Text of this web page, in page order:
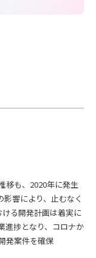
移も、2020年に発生
響により、止むなく
る開発計画は着実に
進捗となり、コロナか
発案件を確保